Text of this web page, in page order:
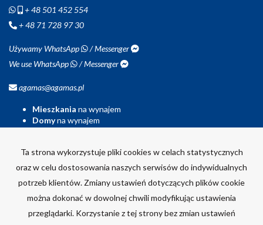
+ 48 501 452 554
+ 48 71 728 97 30
Używamy WhatsApp
/ Messenger
We use WhatsApp
/ Messenger
agamas@agamas.pl
Mieszkania na wynajem
Domyna wynajem
Halena wynajem
Obiektyna wynajem
Mieszkaniana sprzedaż
Domyna sprzedaż
Lokalena sprzedaż
Ta strona wykorzystuje pliki cookies w celach statystycznych
oraz w celu dostosowania naszych serwisów do indywidualnych
potrzeb klientów. Zmiany ustawień dotyczących plików cookie
można dokonać w dowolnej chwili modyfikując ustawienia
przeglądarki. Korzystanie z tej strony bez zmian ustawień